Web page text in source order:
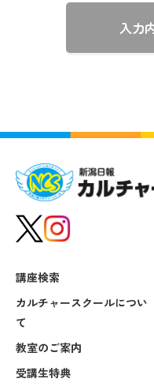
入力
講座検索
カルチャースクールについ
て
教室のご案内
受講生特典